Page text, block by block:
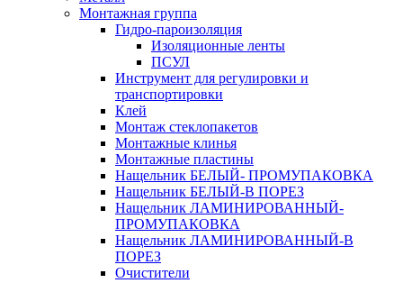
Монтажная группа
Гидро-пароизоляция
Изоляционные ленты
ПСУЛ
Инструмент для регулировки и
транспортировки
Клей
Монтаж стеклопакетов
Монтажные клинья
Монтажные пластины
Нащельник БЕЛЫЙ- ПРОМУПАКОВКА
Нащельник БЕЛЫЙ-В ПОРЕЗ
Нащельник ЛАМИНИРОВАННЫЙ-
ПРОМУПАКОВКА
Нащельник ЛАМИНИРОВАННЫЙ-В
ПОРЕЗ
Очистители